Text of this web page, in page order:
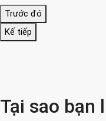
Trước đó
Kế tiếp
Tại sao bạn